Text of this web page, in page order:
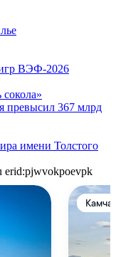
ВЭФ-2026
превысил 367 млрд
имени Толстого
erid:pjwvokpoevpk